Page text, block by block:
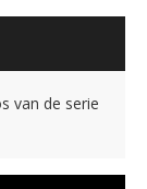
van de serie